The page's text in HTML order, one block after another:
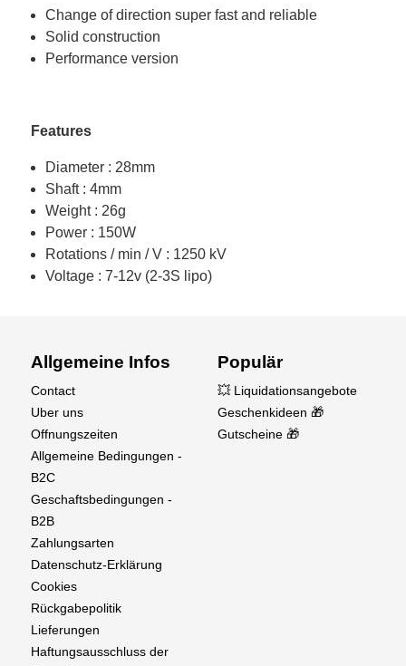
Change of direction super fast and reliable
Solid construction
Performance version
Features
Diameter : 28mm
Shaft : 4mm
Weight : 26g
Power : 150W
Rotations / min / V : 1250 kV
Voltage : 7-12v (2-3S lipo)
Allgemeine Infos
Contact
Uber uns
Offnungszeiten
Allgemeine Bedingungen -
B2C
Geschaftsbedingungen -
B2B
Zahlungsarten
Datenschutz-Erklärung
Cookies
Rückgabepolitik
Lieferungen
Haftungsausschluss der
Populär
💥 Liquidationsangebote
Geschenkideen 🎁
Gutscheine 🎁